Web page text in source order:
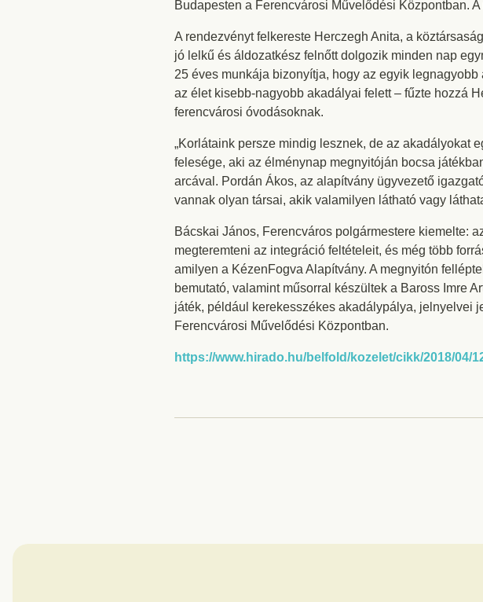
Budapesten a Ferencvárosi Művelődési Központban.
A rendezvényt felkereste Herczegh Anita, a
jó lelkű és áldozatkész felnőtt dolgozik minden nap
25 éves munkája bizonyítja, hogy az egyik
az élet kisebb-nagyobb akadályai felett – fűzte hozzá
ferencvárosi óvodásoknak.
„Korlátaink persze mindig lesznek, de az akadályokat
felesége, aki az élménynap megnyitóján bocsa
arcával. Pordán Ákos, az alapítvány ügyvezető
vannak olyan társai, akik valamilyen látható vagy
Bácskai János, Ferencváros polgármestere kiemelte:
megteremteni az integráció feltételeit, és még több
amilyen a KézenFogva Alapítvány. A megnyitón
bemutató, valamint műsorral készültek a Baross Imre
játék, például kerekesszékes akadálypálya, jelnyelvei
Ferencvárosi Művelődési Központban.
https://www.hirado.hu/belfold/kozelet/cikk/2018/04/